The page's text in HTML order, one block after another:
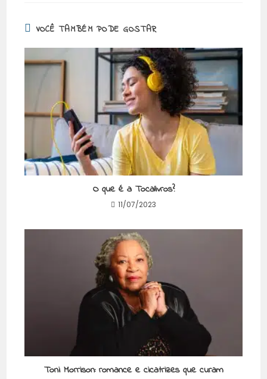
VOCÊ TAMBÉM PODE GOSTAR
O que é a Tocalivros?
11/07/2023
Toni Morrison: romance e cicatrizes que curam